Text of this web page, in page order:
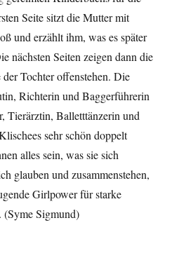
Seite sitzt die Mutter mit
und erzählt ihm, was es später
nächsten Seiten zeigen dann die
Tochter offenstehen. Die
Richterin und Baggerführerin
Tierärztin, Balletttänzerin und
sehr schön doppelt
alles sein, was sie sich
glauben und zusammenstehen,
Girlpower für starke
Sigmund)